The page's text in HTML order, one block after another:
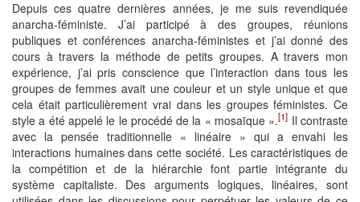
Depuis ces quatre dernières années, je me suis revendiquée
anarcha-féministe. J’ai participé à des groupes, réunions
publiques et conférences anarcha-féministes et j’ai donné des
cours à travers la méthode de petits groupes. A travers mon
expérience, j’ai pris conscience que l’interaction dans tous les
groupes de femmes avait une couleur et un style unique et que
cela était particulièrement vrai dans les groupes féministes. Ce
style a été appelé le le procédé de la « mosaïque ».[1] Il contraste
avec la pensée traditionnelle « linéaire » qui a envahi les
interactions humaines dans cette société. Les caractéristiques de
la compétition et de la hiérarchie font partie intégrante du
système capitaliste. Des arguments logiques, linéaires, sont